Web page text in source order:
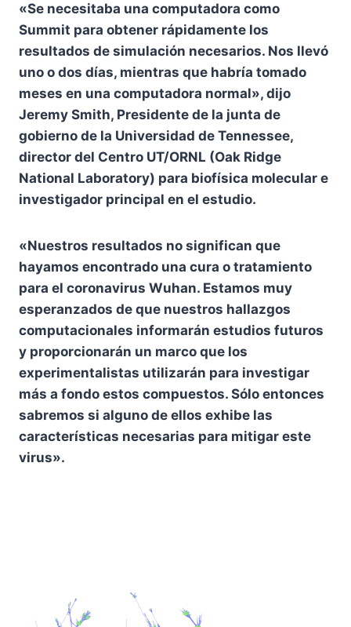
«Se necesitaba una computadora como
Summit para obtener rápidamente los
resultados de simulación necesarios. Nos llevó
uno o dos días, mientras que habría tomado
meses en una computadora normal», dijo
Jeremy Smith, Presidente de la junta de
gobierno de la Universidad de Tennessee,
director del Centro UT/ORNL (Oak Ridge
National Laboratory) para biofísica molecular e
investigador principal en el estudio.
«Nuestros resultados no significan que
hayamos encontrado una cura o tratamiento
para el coronavirus Wuhan. Estamos muy
esperanzados de que nuestros hallazgos
computacionales informarán estudios futuros
y proporcionarán un marco que los
experimentalistas utilizarán para investigar
más a fondo estos compuestos. Sólo entonces
sabremos si alguno de ellos exhibe las
características necesarias para mitigar este
virus».